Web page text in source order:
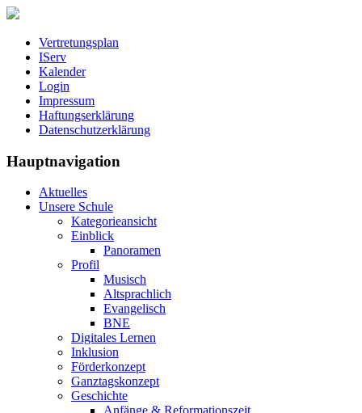
Vertretungsplan
IServ
Kalender
Login
Impressum
Haftungserklärung
Datenschutzerklärung
Hauptnavigation
Aktuelles
Unsere Schule
Kategorieansicht
Einblick
Panoramen
Profil
Musisch
Altsprachlich
Evangelisch
BNE
Digitales Lernen
Inklusion
Förderkonzept
Ganztagskonzept
Geschichte